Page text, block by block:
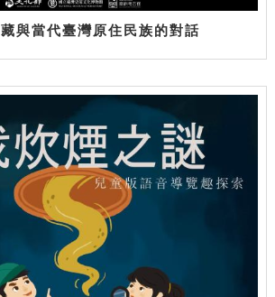
與當代臺灣原住民族的對話